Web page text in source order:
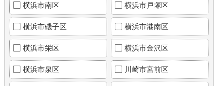
横浜市南区 横浜市戸塚区
横浜市磯子区 横浜市港南区
横浜市栄区 横浜市金沢区
横浜市泉区 川崎市宮前区